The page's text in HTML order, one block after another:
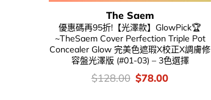
The Saem
優惠碼再95折!【光澤款】GlowPick🏆
~TheSaem Cover Perfection Triple Pot
Concealer Glow 完美色遮瑕X校正X調膚修
容盤光澤版 (#01-03) – 3色選擇
價
錢：
$128.00 Original
price
$78.00Current